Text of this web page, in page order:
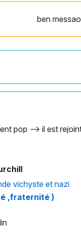
ben
pop --> il est
vichyste et nazi
,fraternité )